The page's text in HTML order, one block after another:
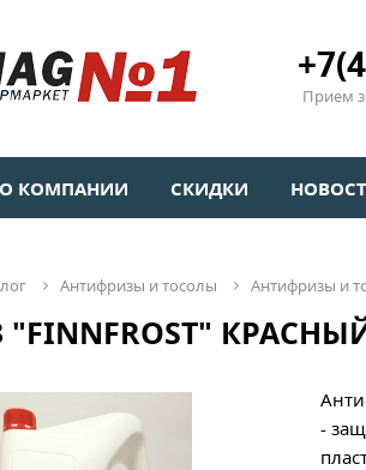
Прием
О КОМПАНИИ СКИДКИ
антифризы и тосолы антифризы и
-